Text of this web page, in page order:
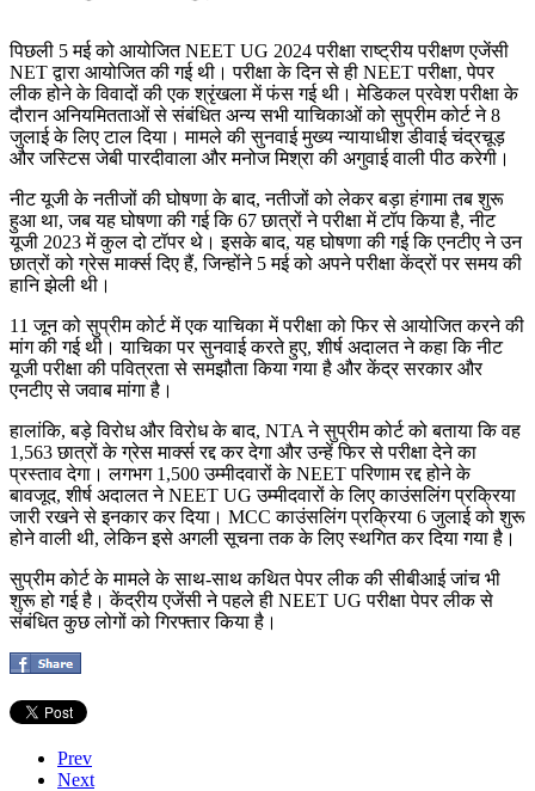
पिछली 5 मई को आयोजित NEET UG 2024 परीक्षा राष्ट्रीय परीक्षण एजेंसी
NET द्वारा आयोजित की गई थी। परीक्षा के दिन से ही NEET परीक्षा, पेपर
लीक होने के विवादों की एक श्रृंखला में फंस गई थी। मेडिकल प्रवेश परीक्षा के
दौरान अनियमितताओं से संबंधित अन्य सभी याचिकाओं को सुप्रीम कोर्ट ने 8
जुलाई के लिए टाल दिया। मामले की सुनवाई मुख्य न्यायाधीश डीवाई चंद्रचूड़
और जस्टिस जेबी पारदीवाला और मनोज मिश्रा की अगुवाई वाली पीठ करेगी।
नीट यूजी के नतीजों की घोषणा के बाद, नतीजों को लेकर बड़ा हंगामा तब शुरू
हुआ था, जब यह घोषणा की गई कि 67 छात्रों ने परीक्षा में टॉप किया है, नीट
यूजी 2023 में कुल दो टॉपर थे। इसके बाद, यह घोषणा की गई कि एनटीए ने उन
छात्रों को ग्रेस मार्क्स दिए हैं, जिन्होंने 5 मई को अपने परीक्षा केंद्रों पर समय की
हानि झेली थी।
11 जून को सुप्रीम कोर्ट में एक याचिका में परीक्षा को फिर से आयोजित करने की
मांग की गई थी। याचिका पर सुनवाई करते हुए, शीर्ष अदालत ने कहा कि नीट
यूजी परीक्षा की पवित्रता से समझौता किया गया है और केंद्र सरकार और
एनटीए से जवाब मांगा है।
हालांकि, बड़े विरोध और विरोध के बाद, NTA ने सुप्रीम कोर्ट को बताया कि वह
1,563 छात्रों के ग्रेस मार्क्स रद्द कर देगा और उन्हें फिर से परीक्षा देने का
प्रस्ताव देगा। लगभग 1,500 उम्मीदवारों के NEET परिणाम रद्द होने के
बावजूद, शीर्ष अदालत ने NEET UG उम्मीदवारों के लिए काउंसलिंग प्रक्रिया
जारी रखने से इनकार कर दिया। MCC काउंसलिंग प्रक्रिया 6 जुलाई को शुरू
होने वाली थी, लेकिन इसे अगली सूचना तक के लिए स्थगित कर दिया गया है।
सुप्रीम कोर्ट के मामले के साथ-साथ कथित पेपर लीक की सीबीआई जांच भी
शुरू हो गई है। केंद्रीय एजेंसी ने पहले ही NEET UG परीक्षा पेपर लीक से
संबंधित कुछ लोगों को गिरफ्तार किया है।
Prev
Next